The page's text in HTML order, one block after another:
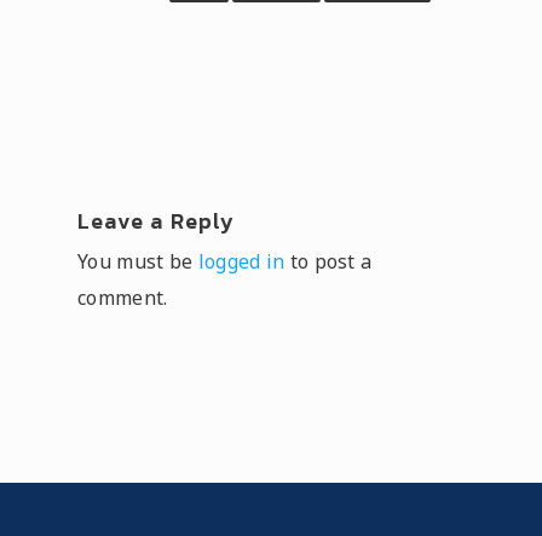
Leave a Reply
You must be logged in to post a
comment.